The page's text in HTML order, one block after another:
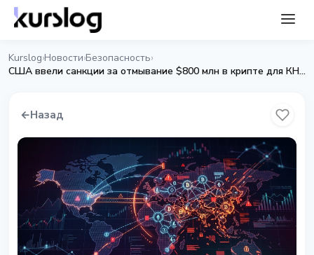
Kurslog›Новости›Безопасность›
США ввели санкции за отмывание $800 млн в крипте для КНДР
←Назад